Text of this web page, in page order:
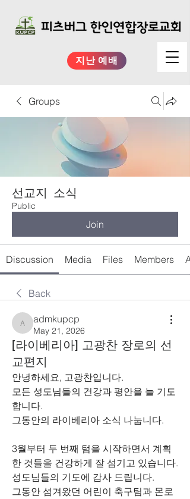
지난 예배
Groups
선교지 소식
Public
Join
Discussion Media Files Members
Back
admkupcp
admkupcp
May 21, 2026
[라이베리아] 고광찬 장로의 선
교편지
안녕하세요, 고광찬입니다.
모든 성도님들의 건강과 평안을 늘 기도
합니다.
그동안의 라이베리아 소식 나눕니다.
3월부터 두 번째 텀을 시작하면서 계획
한 것들을 건강하게 잘 섬기고 있습니다.
성도님들의 기도에 감사 드립니다.
그동안 섬겨왔던 어린이 축구팀과 몬로